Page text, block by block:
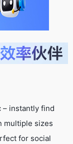
– instantly find
multiple sizes
for social